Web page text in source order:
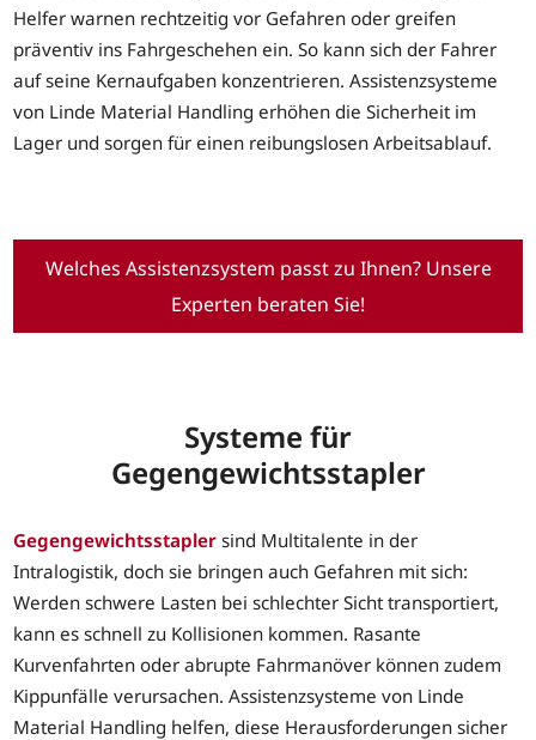
Helfer warnen rechtzeitig vor Gefahren oder greifen
präventiv ins Fahrgeschehen ein. So kann sich der Fahrer
auf seine Kernaufgaben konzentrieren. Assistenzsysteme
von Linde Material Handling erhöhen die Sicherheit im
Lager und sorgen für einen reibungslosen Arbeitsablauf.
Welches Assistenzsystem passt zu Ihnen? Unsere
Experten beraten Sie!
Systeme für
Gegengewichtsstapler
Gegengewichtsstapler sind Multitalente in der
Intralogistik, doch sie bringen auch Gefahren mit sich:
Werden schwere Lasten bei schlechter Sicht transportiert,
kann es schnell zu Kollisionen kommen. Rasante
Kurvenfahrten oder abrupte Fahrmanöver können zudem
Kippunfälle verursachen. Assistenzsysteme von Linde
Material Handling helfen, diese Herausforderungen sicher